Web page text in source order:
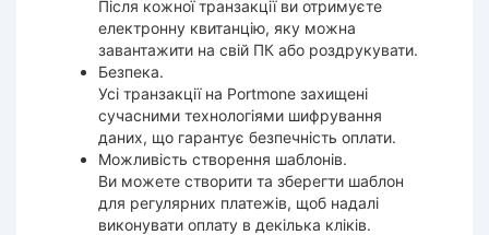
Після кожної транзакції ви отримуєте
електронну квитанцію, яку можна
завантажити на свій ПК або роздрукувати.
Безпека.
Усі транзакції на Portmone захищені
сучасними технологіями шифрування
даних, що гарантує безпечність оплати.
Можливість створення шаблонів.
Ви можете створити та зберегти шаблон
для регулярних платежів, щоб надалі
виконувати оплату в декілька кліків.